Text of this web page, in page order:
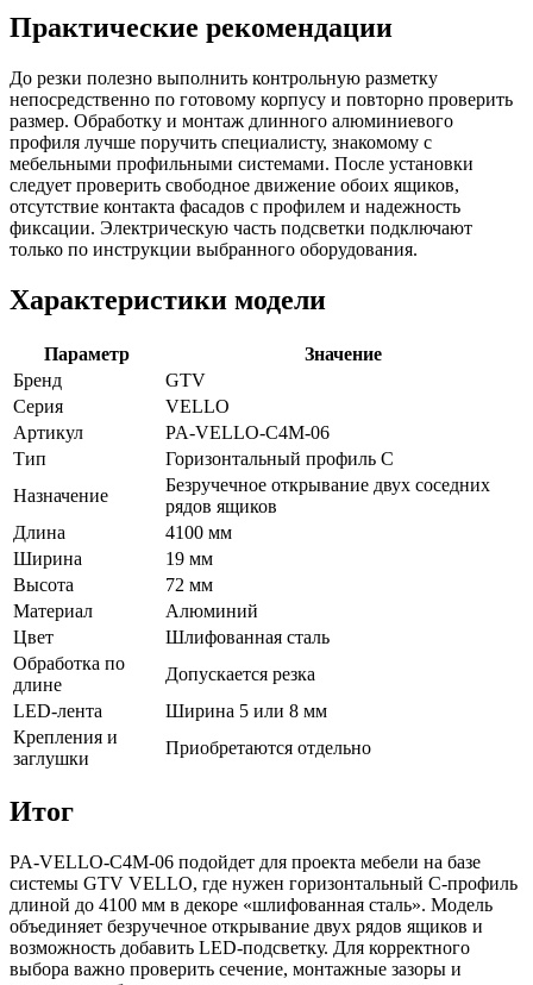
Практические рекомендации
До резки полезно выполнить контрольную разметку
непосредственно по готовому корпусу и повторно проверить
размер. Обработку и монтаж длинного алюминиевого
профиля лучше поручить специалисту, знакомому с
мебельными профильными системами. После установки
следует проверить свободное движение обоих ящиков,
отсутствие контакта фасадов с профилем и надежность
фиксации. Электрическую часть подсветки подключают
только по инструкции выбранного оборудования.
Характеристики модели
Параметр
Значение
Бренд
GTV
Серия
VELLO
Артикул
PA-VELLO-C4M-06
Тип
Горизонтальный профиль C
Назначение
Безручечное открывание двух соседних
рядов ящиков
Длина
4100 мм
Ширина
19 мм
Высота
72 мм
Материал
Алюминий
Цвет
Шлифованная сталь
Обработка по
длине
Допускается резка
LED-лента
Ширина 5 или 8 мм
Крепления и
заглушки
Приобретаются отдельно
Итог
PA-VELLO-C4M-06 подойдет для проекта мебели на базе
системы GTV VELLO, где нужен горизонтальный C-профиль
длиной до 4100 мм в декоре «шлифованная сталь». Модель
объединяет безручечное открывание двух рядов ящиков и
возможность добавить LED-подсветку. Для корректного
выбора важно проверить сечение, монтажные зазоры и